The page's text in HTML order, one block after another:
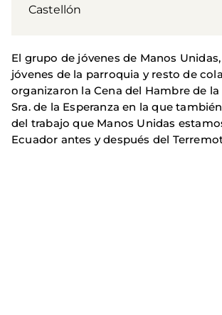
Castellón
El grupo de jóvenes de Manos
jóvenes de la parroquia y resto de
organizaron la Cena del Hambre de
Sra. de la Esperanza en la que
del trabajo que Manos Unidas
Ecuador antes y después del